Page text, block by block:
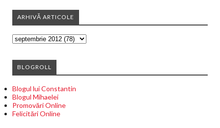
ARHIVĂ ARTICOLE
BLOGROLL
Blogul lui Constantin
Blogul Mihaelei
Promovări Online
Felicitări Online